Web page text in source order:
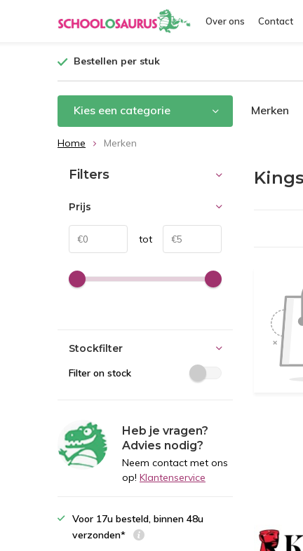
Over ons Contact
Bestellen per stuk
Kies een categorie Merken
Home Merken
Filters
Prijs
tot
Stockfilter
Filter on stock
Heb je vragen?
Advies nodig?
Neem contact met ons
op! Klantenservice
Voor 17u besteld, binnen 48u
verzonden*